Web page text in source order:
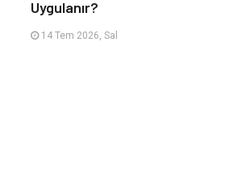
Uygulanır?
14 Tem 2026, Sal